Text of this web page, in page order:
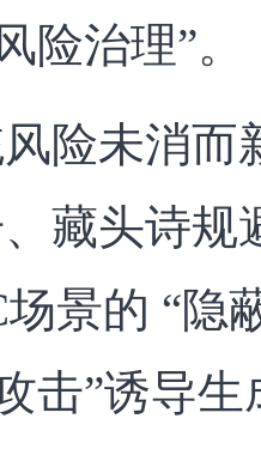
险治理”。
险未消而
藏头诗规
景的 “隐
击”诱导